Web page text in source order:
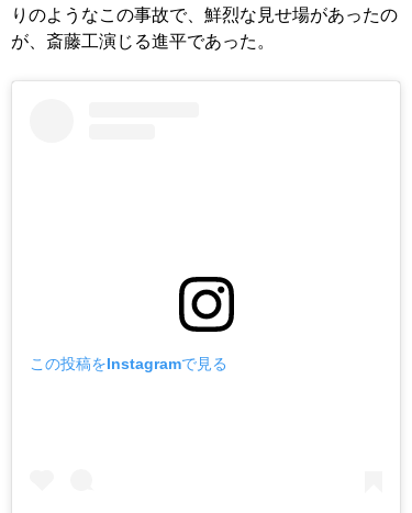
りのようなこの事故で、鮮烈な見せ場があったの
が、斎藤工演じる進平であった。
この投稿をInstagramで見る